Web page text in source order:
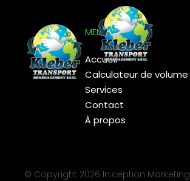
MENU
Accueil
Calculateur de volume
Services
Contact
À propos
© Copyright 2026 In.ception Marketing